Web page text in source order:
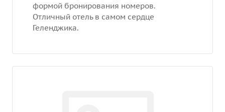
формой бронирования номеров.
Отличный отель в самом сердце
Геленджика.